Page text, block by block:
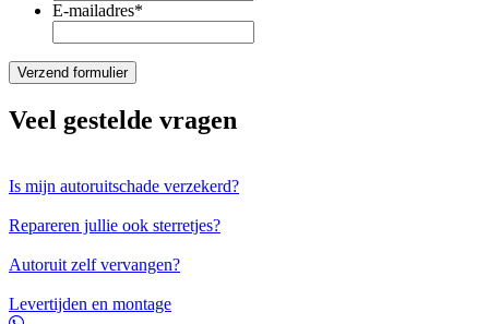
E-mailadres*
Veel gestelde vragen
Is mijn autoruitschade verzekerd?
Repareren jullie ook sterretjes?
Autoruit zelf vervangen?
Levertijden en montage